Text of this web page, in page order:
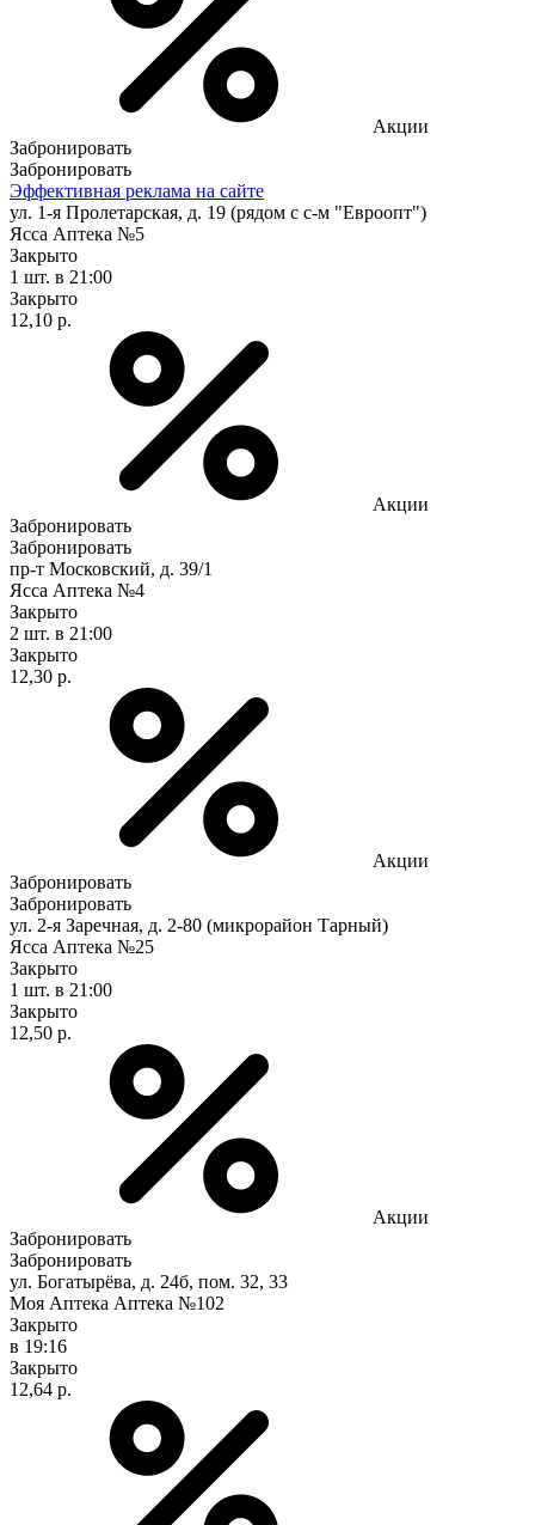
Акции
Забронировать
Забронировать
Эффективная реклама на сайте
ул. 1-я Пролетарская, д. 19 (рядом с с-м "Евроопт")
Ясса Аптека №5
Закрыто
1 шт. в 21:00
Закрыто
12,10 р.
Акции
Забронировать
Забронировать
пр-т Московский, д. 39/1
Ясса Аптека №4
Закрыто
2 шт. в 21:00
Закрыто
12,30 р.
Акции
Забронировать
Забронировать
ул. 2-я Заречная, д. 2-80 (микрорайон Тарный)
Ясса Аптека №25
Закрыто
1 шт. в 21:00
Закрыто
12,50 р.
Акции
Забронировать
Забронировать
ул. Богатырёва, д. 24б, пом. 32, 33
Моя Аптека Аптека №102
Закрыто
в 19:16
Закрыто
12,64 р.